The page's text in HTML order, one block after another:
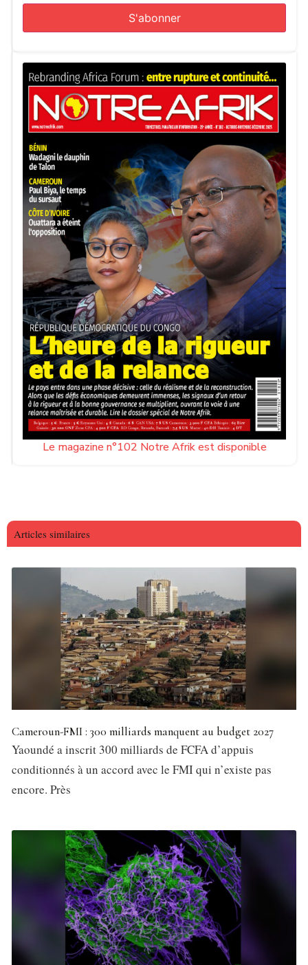
Le magazine n°102 Notre Afrik est disponible
Articles similaires
Cameroun-FMI : 300 milliards manquent au budget 2027
Yaoundé a inscrit 300 milliards de FCFA d’appuis
conditionnés à un accord avec le FMI qui n’existe pas
encore. Près